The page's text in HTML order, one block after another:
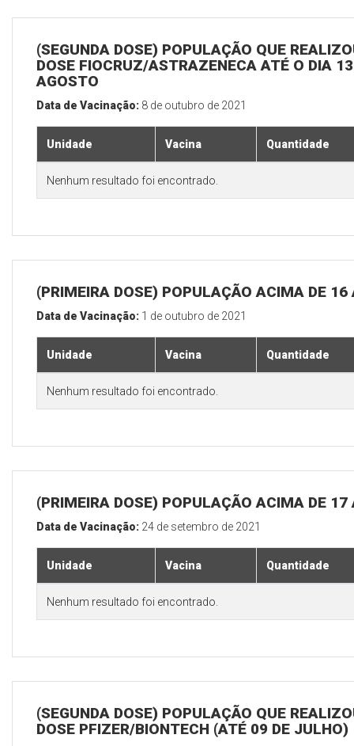
(SEGUNDA DOSE) POPULAÇÃO QUE
DOSE FIOCRUZ/ASTRAZENECA ATÉ O DIA
AGOSTO
Data de Vacinação: 8 de outubro de 2021
Unidade Vacina Quantidade
Nenhum resultado foi encontrado.
(PRIMEIRA DOSE) POPULAÇÃO ACIMA DE 16
Data de Vacinação: 1 de outubro de 2021
Unidade Vacina Quantidade
Nenhum resultado foi encontrado.
(PRIMEIRA DOSE) POPULAÇÃO ACIMA DE 17
Data de Vacinação: 24 de setembro de 2021
Unidade Vacina Quantidade
Nenhum resultado foi encontrado.
(SEGUNDA DOSE) POPULAÇÃO QUE
DOSE PFIZER/BIONTECH (ATÉ 09 DE JULHO)